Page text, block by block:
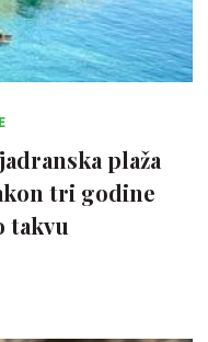
plaža
tri godine
takvu